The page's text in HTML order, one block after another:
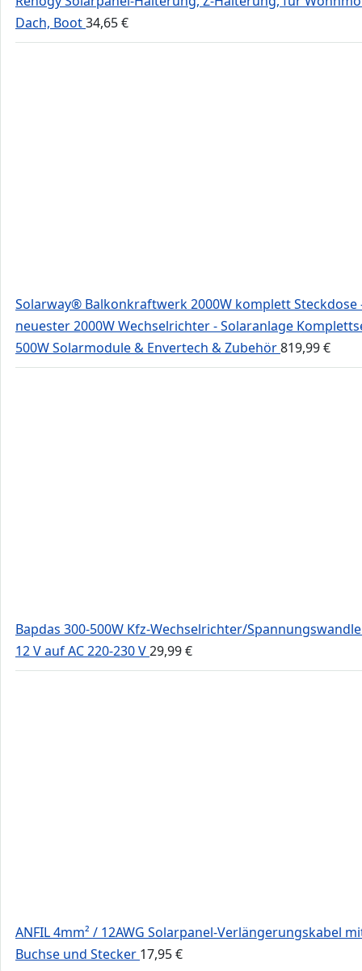
Dach, Boot34,65€
Solarway® Balkonkraftwerk 2000W komplett Steckdose
neuester 2000W Wechselrichter - Solaranlage
500W Solarmodule & Envertech & Zubehör819,99€
Bapdas 300-500W Kfz-Wechselrichter/
12 V auf AC 220-230 V29,99€
ANFIL 4mm² / 12AWG Solarpanel-Verlängerungskabel
Buchse und Stecker 17,95€